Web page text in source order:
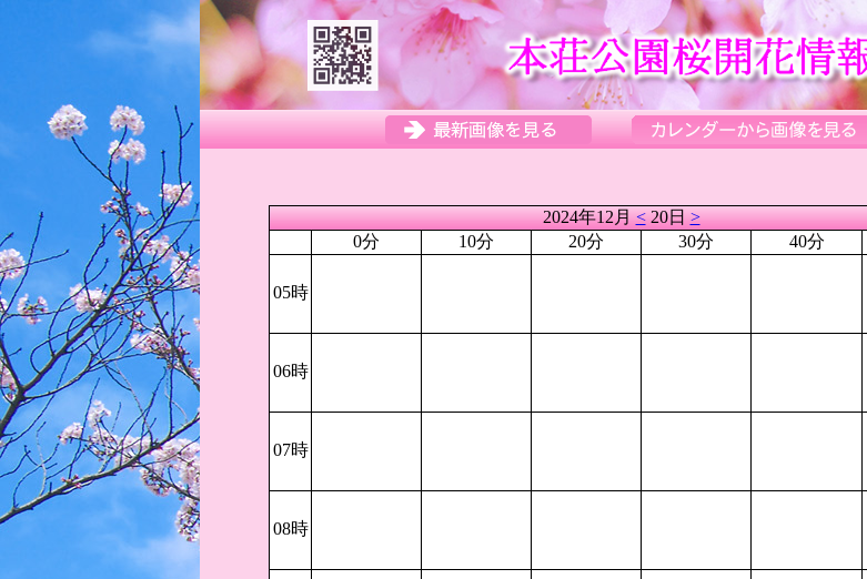
2024年12月<20日>
0分
10分 20分 30分 40分
05時
06時
07時
08時